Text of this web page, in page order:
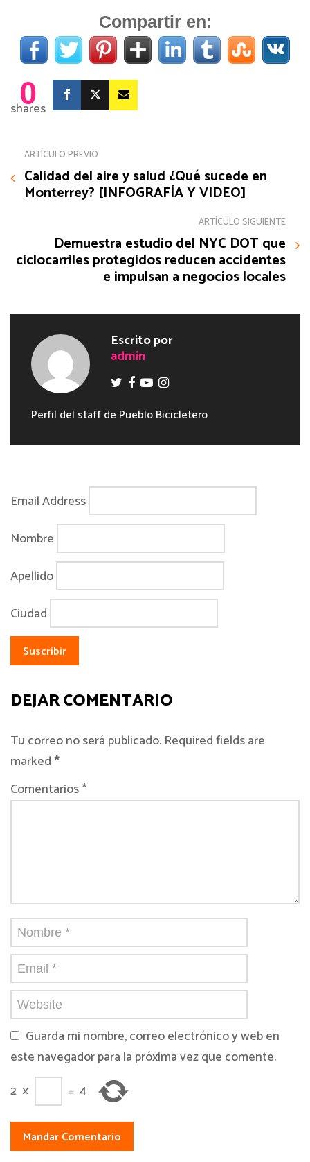
Compartir en:
0
shares
ARTÍCULO PREVIO
Calidad del aire y salud ¿Qué sucede en
Monterrey? [INFOGRAFÍA Y VIDEO]
ARTÍCULO SIGUIENTE
Demuestra estudio del NYC DOT que
ciclocarriles protegidos reducen accidentes
e impulsan a negocios locales
Escrito por
admin
Perfil del staff de Pueblo Bicicletero
Email Address
Nombre
Apellido
Ciudad
DEJAR COMENTARIO
Tu correo no será publicado. Required fields are
marked*
Comentarios *
Guarda mi nombre, correo electrónico y web en
este navegador para la próxima vez que comente.
2 × = 4